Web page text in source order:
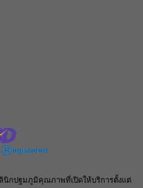
นิกปฐมภูมิคุณภาพที่เปิดให้บริการตั้งแต่